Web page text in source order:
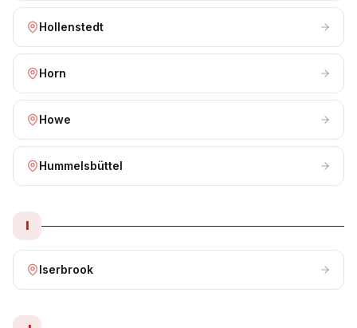
Hollenstedt
Horn
Howe
Hummelsbüttel
I
Iserbrook